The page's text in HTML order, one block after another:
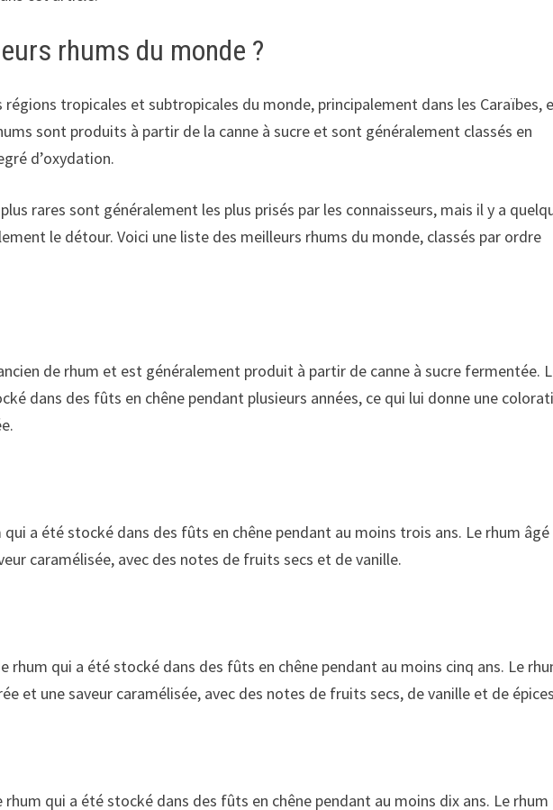
rhums du monde ?
tropicales et subtropicales du monde, principalement dans les Caraïbes,
sont produits à partir de la canne à sucre et sont généralement classés en
d’oxydation.
rares sont généralement les plus prisés par les connaisseurs, mais il y a
le détour. Voici une liste des meilleurs rhums du monde, classés par ordre
de rhum et est généralement produit à partir de canne à sucre fermentée.
dans des fûts en chêne pendant plusieurs années, ce qui lui donne une
a été stocké dans des fûts en chêne pendant au moins trois ans. Le rhum âgé
caramélisée, avec des notes de fruits secs et de vanille.
rhum qui a été stocké dans des fûts en chêne pendant au moins cinq ans. Le
et une saveur caramélisée, avec des notes de fruits secs, de vanille et de
qui a été stocké dans des fûts en chêne pendant au moins dix ans. Le